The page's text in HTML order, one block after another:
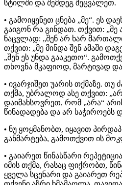
სტილში და შემდეგ შეცვალეთ.
• გამოიყენეთ ცნება „მე“. ეს
გაიგონ რა გინდათ. თქვით: „მე
ნაცვლად: „შენ არ ხარ
თქვით: „მე მინდა შენ ამაში
„შენ ეს უნდა გააკეთო“.
თხოვნა მკაფიოდ, მარტივად და
• ივარჯიშეთ უარის თქმაზე. თუ
თქმა, უბრალოდ ასე თქვით:
დაიმახსოვრეთ, რომ „არა“
წინადადება და არ საჭიროებს
• ნუ ყოყმანობთ, იყავით
განმარტება, გამოთქვით ის
• გაიარეთ წინასწარი
იმის თქმა, რასაც ფიქრობთ,
ყველა სცენარი და გაიარეთ